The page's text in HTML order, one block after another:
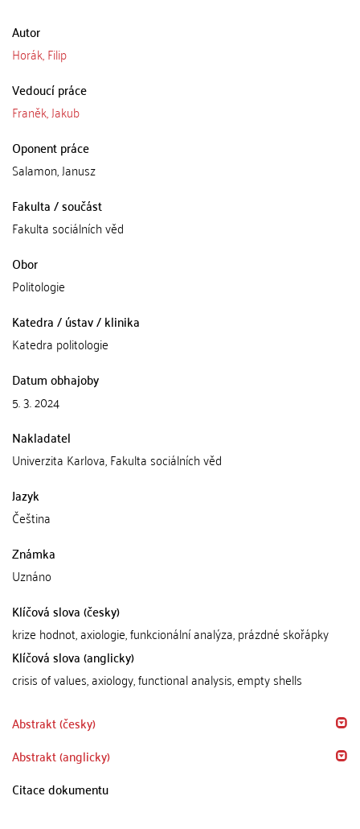
Autor
Horák, Filip
Vedoucí práce
Franěk, Jakub
Oponent práce
Salamon, Janusz
Fakulta / součást
Fakulta sociálních věd
Obor
Politologie
Katedra / ústav / klinika
Katedra politologie
Datum obhajoby
5. 3. 2024
Nakladatel
Univerzita Karlova, Fakulta sociálních věd
Jazyk
Čeština
Známka
Uznáno
Klíčová slova (česky)
krize hodnot, axiologie, funkcionální analýza, prázdné skořápky
Klíčová slova (anglicky)
crisis of values, axiology, functional analysis, empty shells
Abstrakt (česky)
Abstrakt (anglicky)
Citace dokumentu